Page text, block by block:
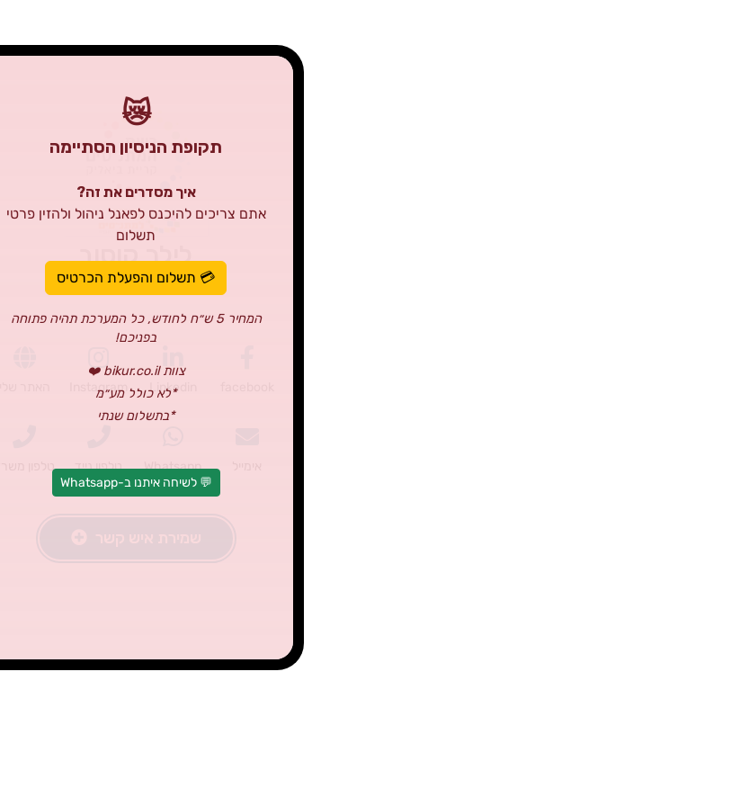
😿
תקופת הניסיון הסתיימה
איך מסדרים את זה?
אתם צריכים להיכנס לפאנל ניהול ולהזין פרטי
תשלום
💳 תשלום והפעלת הכרטיס
המחיר 5 ש״ח לחודש, כל המערכת תהיה פתוחה
בפניכם!
צוות bikur.co.il ❤️
*לא כולל מע״מ
*בתשלום שנתי
💬 לשיחה איתנו ב-Whatsapp
לילך קוסוב
מנהלת חשבונות
Linkedin
Instagram
Whatsapp טלפון נייד טלפון משרד